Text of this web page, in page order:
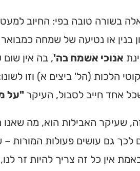
בשורה טובה בפי: החיוב
בנין או נטיעה של שמחה
אנוכי אשמח בה', בה אין
הלכות (הל' ביצים א) וזו
אחד חייב לסבול, העיקר "על
שעיקר האבילות הוא, מה שאנו
לכך גם עושים פעולות המורות
אין כל זה צריך להיות זר